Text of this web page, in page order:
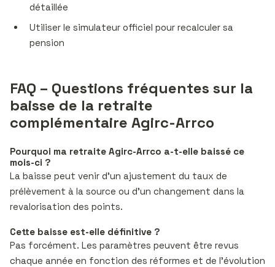
détaillée
Utiliser le simulateur officiel pour recalculer sa
pension
FAQ – Questions fréquentes sur la
baisse de la retraite
complémentaire Agirc-Arrco
Pourquoi ma retraite Agirc-Arrco a-t-elle baissé ce
mois-ci ?
La baisse peut venir d’un ajustement du taux de
prélèvement à la source ou d’un changement dans la
revalorisation des points.
Cette baisse est-elle définitive ?
Pas forcément. Les paramètres peuvent être revus
chaque année en fonction des réformes et de l’évolution